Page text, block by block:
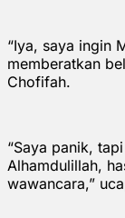
“Iya, saya ingin
memberatkan
Chofifah.
“Saya panik,
Alhamdulillah,
wawancara,”